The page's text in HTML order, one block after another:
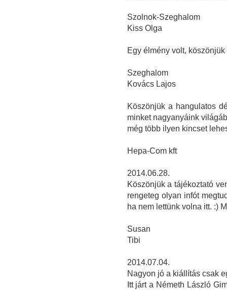
Szolnok-Szeghalom
Kiss Olga
Egy élmény volt,
Szeghalom
Kovács Lajos
Köszönjük a hangulatos
minket nagyanyáink
még több ilyen kincset
Hepa-Com kft
2014.06.28.
Köszönjük a tájékoztató
rengeteg olyan infót
ha nem lettünk volna itt. :)
Susan
Tibi
2014.07.04.
Nagyon jó a kiállítás csak
Itt járt a Németh László